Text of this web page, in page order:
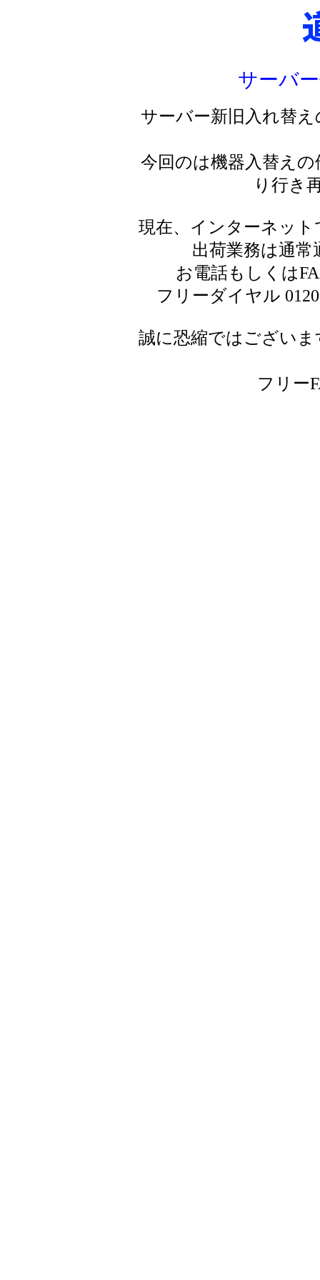
サーバ
サーバー新旧入れ替
今回のは機器入替え
り行き
現在、インターネッ
出荷業務は通
お電話もしくは
フリーダイヤル
誠に恐縮ではござい
フリー